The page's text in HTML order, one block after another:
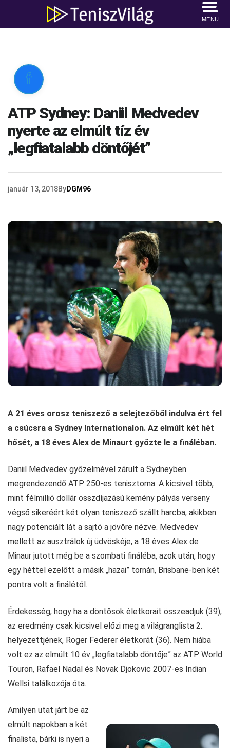
MENU

ATP Sydney: Daniil Medvedev
nyerte az elmúlt tíz év
„legfiatalabb döntőjét”
január 13, 2018ByDGM96
A 21 éves orosz teniszező a selejtezőből indulva ért fel
a csúcsra a Sydney Internationalon. Az elmúlt két hét
hősét, a 18 éves Alex de Minaurt győzte le a fináléban.
Daniil Medvedev győzelmével zárult a Sydneyben
megrendezendő ATP 250-es tenisztorna. A kicsivel több,
mint félmillió dollár összdíjazású kemény pályás verseny
végső sikeréért két olyan teniszező szállt harcba, akikben
nagy potenciált lát a sajtó a jövőre nézve. Medvedev
mellett az ausztrálok új üdvöskéje, a 18 éves Alex de
Minaur jutott még be a szombati fináléba, azok után, hogy
egy héttel ezelőtt a másik „hazai” tornán, Brisbane-ben két
pontra volt a finálétól.
Érdekesség, hogy ha a döntősök életkorait összeadjuk (39),
az eredmény csak kicsivel előzi meg a világranglista 2.
helyezettjének, Roger Federer életkorát (36). Nem hiába
volt ez az elmúlt 10 év „legfiatalabb döntője” az ATP World
Touron, Rafael Nadal és Novak Djokovic 2007-es Indian
Wellsi találkozója óta.
Amilyen utat járt be az
elmúlt napokban a két
finalista, bárki is nyeri a